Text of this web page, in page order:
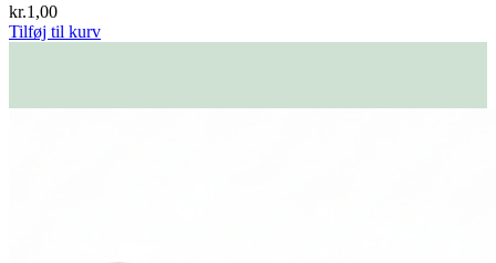
kr.1,00
Tilføj til kurv